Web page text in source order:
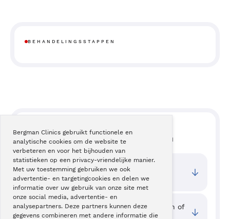
Bergman Clinics gebruikt functionele en
analytische cookies om de website te
verbeteren en voor het bijhouden van
statistieken op een privacy-vriendelijke manier.
Met uw toestemming gebruiken we ook
advertentie- en targetingcookies en delen we
informatie over uw gebruik van onze site met
onze social media, advertentie- en
analysepartners. Deze partners kunnen deze
gegevens combineren met andere informatie die
BEHANDELINGSSTAPPEN
Lees hier veelgestelde vragen
Wat zijn de toegangstijden van deze
behandeling?
Waar kan ik ervaringen van cliënten zien of